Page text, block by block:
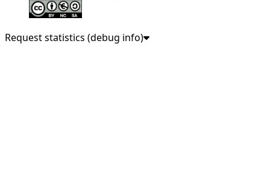
Request statistics (debug info)